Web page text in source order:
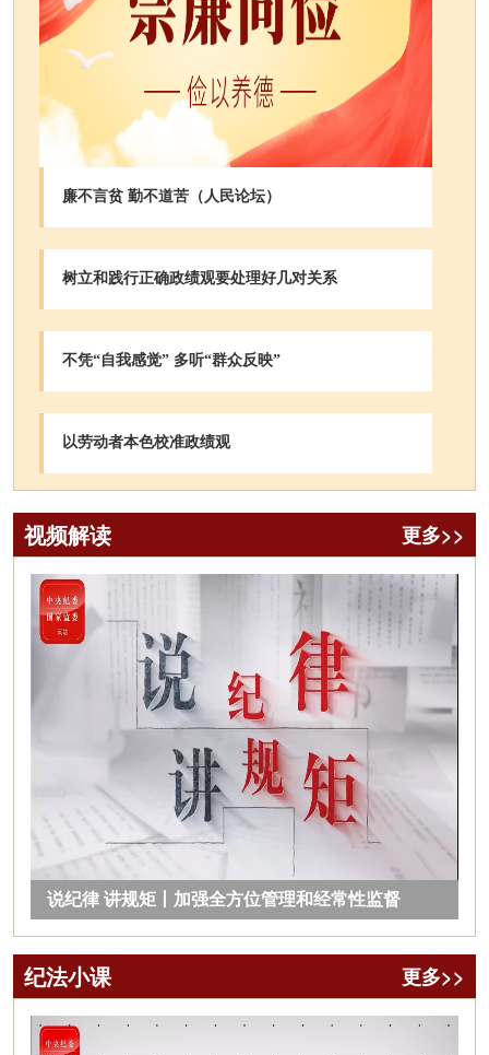
廉不言贫 勤不道苦（人民论坛）
树立和践行正确政绩观要处理好几对关系
不凭“自我感觉” 多听“群众反映”
以劳动者本色校准政绩观
视频解读 更多>>
说纪律 讲规矩丨加强全方位管理和经常性监督
纪法小课 更多>>